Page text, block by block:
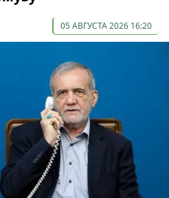
05 АВГУСТА 2026 16:20